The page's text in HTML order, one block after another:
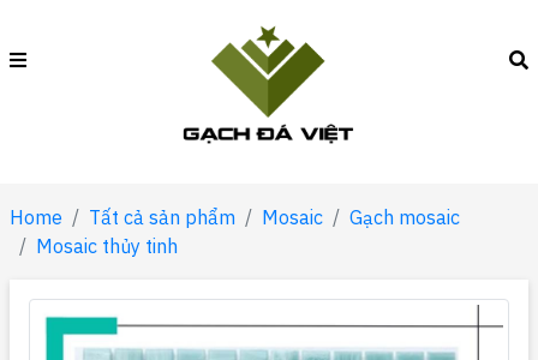
Home Tất cả sản phẩm Mosaic
Gạch mosaic
Mosaic thủy tinh